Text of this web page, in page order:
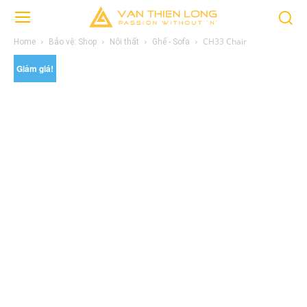
Home Bảo vệ: Shop Nội thất Ghế - Sofa CH33 Chair
Giảm giá!